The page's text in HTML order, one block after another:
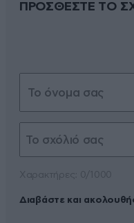
ΠΡΟΣΘΕΣΤΕ ΤΟ
Διαβάστε και